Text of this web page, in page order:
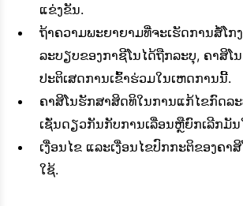
ແຂ່ງຂັນ.
ຖ້າຄວາມພະຍາຍາມທີ່ຈະເຮັດການສໍ້ໂກ
ລະບຽບຂອງກາຊີໂນໄດ້ຖືກລະບຸ, ຄາສິໂ
ປະຕິເສດການເຂົ້າຮ່ວມໃນເຫດການນີ້.
ຄາສິໂນຮັກສາສິດທິໃນການແກ້ໄຂກົດລ
ເຊັ່ນດຽວກັນກັບການເລື່ອນຫຼືຍົກເລີກມັນ
ເງື່ອນໄຂ ແລະເງື່ອນໄຂປົກກະຕິຂອງຄາ
ໃຊ້.